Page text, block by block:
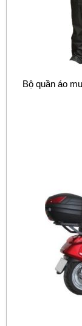
Bộ quần áo